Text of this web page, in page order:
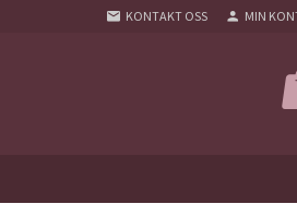
KONTAKT OSS MIN